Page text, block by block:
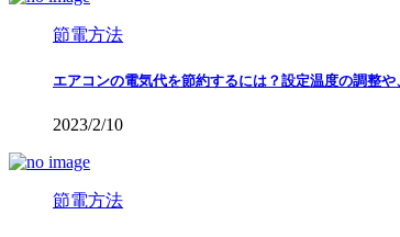
節電方法
エアコンの電気代を節約するには？設定温度の調整
2023/2/10
節電方法